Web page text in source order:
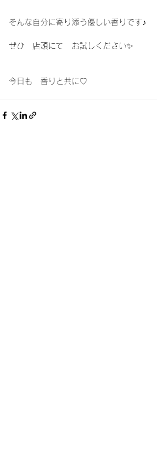
そんな自分に寄り添う優しい香りです♪
ぜひ　店頭にて　お試しください✨
今日も　香りと共に♡